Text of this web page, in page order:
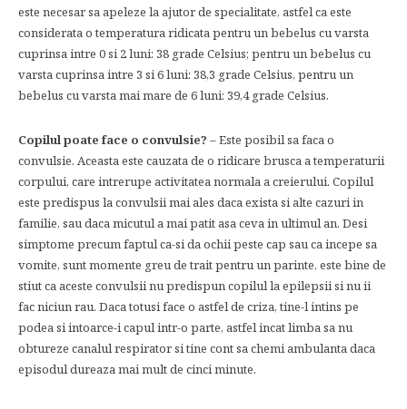
este necesar sa apeleze la ajutor de specialitate, astfel ca este
considerata o temperatura ridicata pentru un bebelus cu varsta
cuprinsa intre 0 si 2 luni: 38 grade Celsius; pentru un bebelus cu
varsta cuprinsa intre 3 si 6 luni: 38,3 grade Celsius, pentru un
bebelus cu varsta mai mare de 6 luni: 39,4 grade Celsius.
Copilul poate face o convulsie? – Este posibil sa faca o
convulsie. Aceasta este cauzata de o ridicare brusca a temperaturii
corpului, care intrerupe activitatea normala a creierului. Copilul
este predispus la convulsii mai ales daca exista si alte cazuri in
familie, sau daca micutul a mai patit asa ceva in ultimul an. Desi
simptome precum faptul ca-si da ochii peste cap sau ca incepe sa
vomite, sunt momente greu de trait pentru un parinte, este bine de
stiut ca aceste convulsii nu predispun copilul la epilepsii si nu ii
fac niciun rau. Daca totusi face o astfel de criza, tine-l intins pe
podea si intoarce-i capul intr-o parte, astfel incat limba sa nu
obtureze canalul respirator si tine cont sa chemi ambulanta daca
episodul dureaza mai mult de cinci minute.